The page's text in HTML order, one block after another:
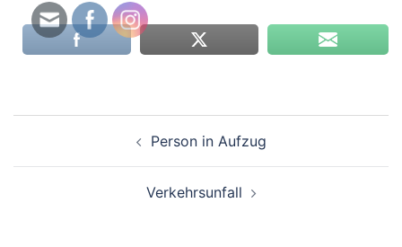
Person in Aufzug
Verkehrsunfall